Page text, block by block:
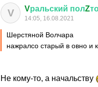
V Vральский полZ
14:05, 16.08.2021
Шерстяной Волчара
нажралсо старый в овно и
Не кому-то, а начальству